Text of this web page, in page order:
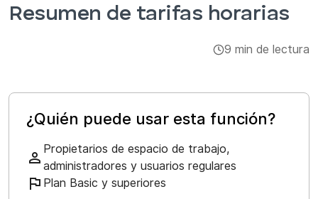
Integraciones y complementos
Resumen de tarifas horarias
9 min de lectura
¿Quién puede usar esta función?
Propietarios de espacio de trabajo,
administradores y usuarios regulares
Plan Basic y superiores